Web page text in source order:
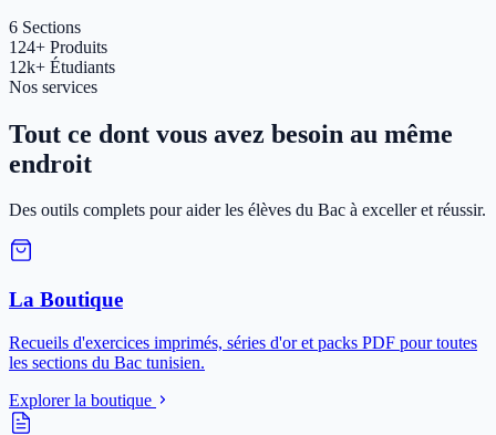
6 Sections
124+ Produits
12k+ Étudiants
Nos services
Tout ce dont vous avez besoin au même
endroit
Des outils complets pour aider les élèves du Bac à exceller et réussir.
La Boutique
Recueils d'exercices imprimés, séries d'or et packs PDF pour toutes
les sections du Bac tunisien.
Explorer la boutique